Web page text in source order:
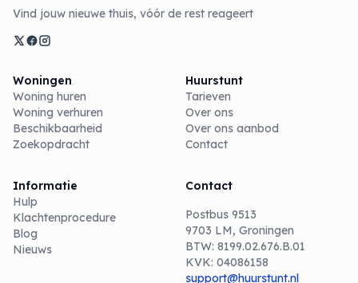
Vind jouw nieuwe thuis, vóór de rest reageert
Woningen
Woning huren
Woning verhuren
Beschikbaarheid
Zoekopdracht
Huurstunt
Tarieven
Over ons
Over ons aanbod
Contact
Informatie
Hulp
Klachtenprocedure
Blog
Nieuws
Contact
Postbus 9513
9703 LM, Groningen
BTW: 8199.02.676.B.01
KVK: 04086158
support@huurstunt.nl